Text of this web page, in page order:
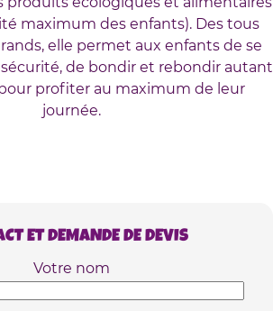
maximum des enfants). Des tous
elle permet aux enfants de se
de bondir et rebondir autant
profiter au maximum de leur
journée.
ET DEMANDE DE DEVIS
Votre nom